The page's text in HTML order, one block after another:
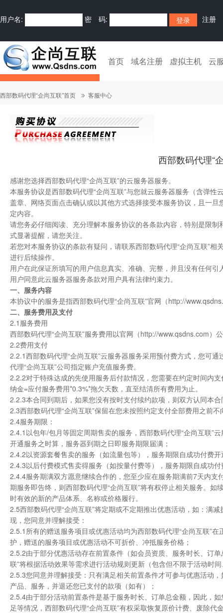
用户名: 密 码: 注册
首页 域名注册 虚拟主机 云
西部数码代理“企尚互联”首页 客服中心
西部数码代理“
感谢您选择西部数码代理“企尚互联”的云服务器服务。
本服务协议是西部数码代理“企尚互联”与您就云服务器服务（含弹
盖章、网络页面点击确认或以其他方式选择接受本服务协议，且一
定内容。
请您务必仔细阅读、充分理解本服务协议的各条款内容，特别是限
式显著提醒，请您关注。
若您对本服务协议的条款有疑问，请联系西部数码代理“企尚互联”
进行后续操作。
用户在此保证所填写的用户信息真实、准确、完整，并且没有任何引
用户同意此云服务器服务条款对用户具有法律约束力。
一、服务内容
本协议中的服务是指西部数码代理“企尚互联”官网（http://
二、服务费用及支付
2.1服务费用
西部数码代理“企尚互联”服务费用以官网（http://www.qsdns.com
2.2费用支付
2.2.1西部数码代理“企尚互联”云服务器服务采用预付费方式，您可
代理“企尚互联”公司指定账户充值服务费。
2.2.2对于特殊达成的先使用服务后付款情况，您需要在约定时间内
纳金=应付服务费用*0.3%*拖欠天数，直至结清所有费用为止。
2.2.3本合同到期后，如果您没有按时支付续约款项，则双方认同本
2.3西部数码代理“企尚互联”保留在您未按照约定支付全部费用之前
2.4服务期限：
2.4.1以包年/包月等固定周期售卖的服务，西部数码代理“企尚互联”
开通服务之时算，服务器到期之日即服务期限届满；
2.4.2以资源套餐售卖的服务（如流量包等），服务期限自成功付费
2.4.3以后付费模式售卖得服务（如按量付费等），服务期限自成功
2.4.4服务期满双方愿意继续合作的，您至少应在服务期满前7天内
期服务即告终，则西部数码代理“企尚互联”将有权停止相关服务。
时有效的新的产品体系、名称或价格履行。
2.5西部数码代理“企尚互联”将定期或不定期推出优惠活动，如：满
现，您同意并理解接受：
2.5.1所有的赠送服务项目或优惠活动均为西部数码代理“企尚互联”
护，赠送的服务项目或优惠活动不可折价、冲抵服务价格；
2.5.2由于部分优惠活动存在前置条件（如会员资质、服务时长、订
联”将根据活动效果等需求进行活动规则更新（包含但不限于活动时
2.5.3您同意并理解接受：只有满足相关前置条件才可参与优惠活动
产品、服务，并退还您已支付的款项（如有）；
2.5.4由于部分活动前置条件是基于服务时长、订单总金额，因此，
足等情况，西部数码代理“企尚互联”有权采取恢复原价计费、废除